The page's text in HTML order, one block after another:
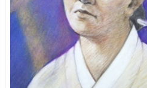
관리자 2020.06.09 219